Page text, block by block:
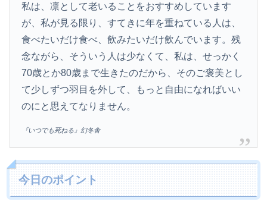
私は、凛として老いることをおすすめしています
が、私が見る限り、すてきに年を重ねている人は、
食べたいだけ食べ、飲みたいだけ飲んでいます。残
念ながら、そういう人は少なくて、私は、せっかく
70歳とか80歳まで生きたのだから、そのご褒美とし
て少しずつ羽目を外して、もっと自由になればいい
のにと思えてなりません。
『いつでも死ねる』幻冬舎
今日のポイント